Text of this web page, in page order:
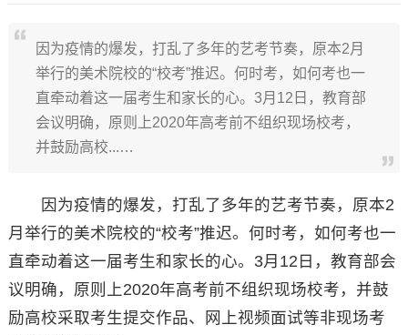
因为疫情的爆发，打乱了多年的艺考节奏，原本2月
举行的美术院校的“校考”推迟。何时考，如何考也一
直牵动着这一届考生和家长的心。3月12日，教育部
会议明确，原则上2020年高考前不组织现场校考，
并鼓励高校...…
因为疫情的爆发，打乱了多年的艺考节奏，原本2
月举行的美术院校的“校考”推迟。何时考，如何考也一
直牵动着这一届考生和家长的心。3月12日，教育部会
议明确，原则上2020年高考前不组织现场校考，并鼓
励高校采取考生提交作品、网上视频面试等非现场考